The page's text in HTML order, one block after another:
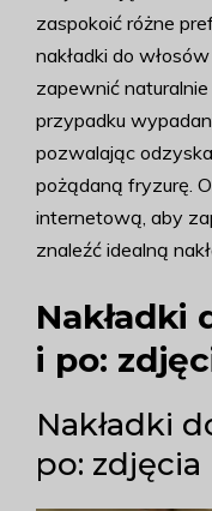
zaspokoić różne
nakładki do
zapewnić
przypadku
pozwalając
pożądaną fryzurę.
internetową, aby
znaleźć idealną
Nakładki
i po:
Nakładki
po: zdjęcia